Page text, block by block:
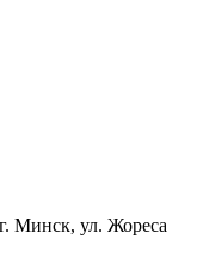
Минск, ул. Жореса